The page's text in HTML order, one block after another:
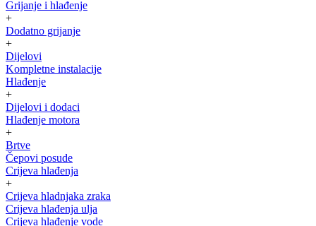
Grijanje i hlađenje
+
Dodatno grijanje
+
Dijelovi
Kompletne instalacije
Hlađenje
+
Dijelovi i dodaci
Hlađenje motora
+
Brtve
Čepovi posude
Crijeva hlađenja
+
Crijeva hladnjaka zraka
Crijeva hlađenja ulja
Crijeva hlađenje vode